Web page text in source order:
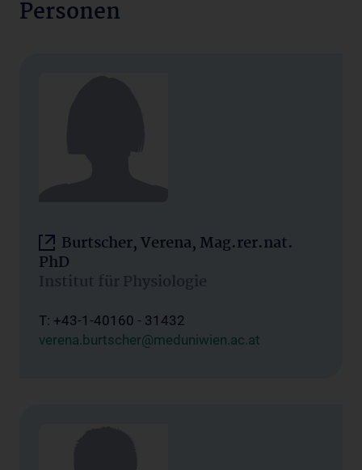
Personen
Burtscher, Verena, Mag.rer.nat.
PhD
Institut für Physiologie
T: +43-1-40160 - 31432
verena.burtscher@meduniwien.ac.at